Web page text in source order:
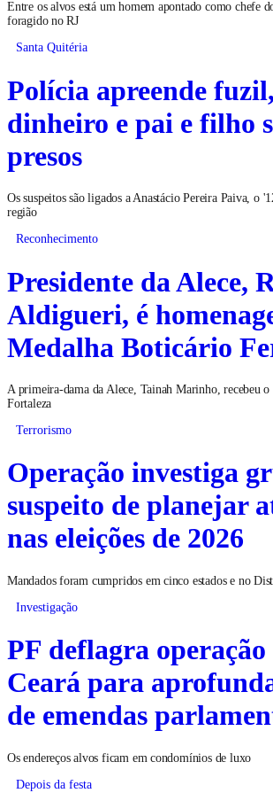
Entre os alvos está um homem apontado como chefe
foragido no RJ
Santa Quitéria
Polícia apreende
dinheiro e pai e filho
presos
Os suspeitos são ligados a Anastácio Pereira Paiva, o
região
Reconhecimento
Presidente da Alece,
Aldigueri, é
Medalha Boticário
A primeira-dama da Alece, Tainah Marinho, recebeu
Fortaleza
Terrorismo
Operação investiga
suspeito de planejar
nas eleições de 2026
Mandados foram cumpridos em cinco estados e no
Investigação
PF deflagra operação
Ceará para
de emendas
Os endereços alvos ficam em condomínios de luxo
Depois da festa